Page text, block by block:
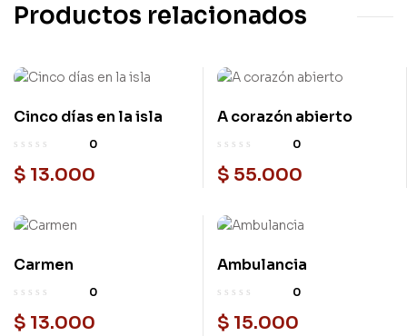
Productos relacionados
Cinco días en la isla
0
$ 13.000
A corazón abierto
0
$ 55.000
Carmen
0
$ 13.000
Ambulancia
0
$ 15.000